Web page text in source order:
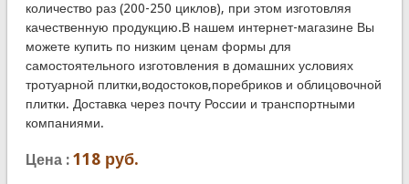
количество раз (200-250 циклов), при этом изготовляя
качественную продукцию.В нашем интернет-магазине Вы
можете купить по низким ценам формы для
самостоятельного изготовления в домашних условиях
тротуарной плитки,водостоков,поребриков и облицовочной
плитки. Доставка через почту России и транспортными
компаниями.
Цена : 118руб.